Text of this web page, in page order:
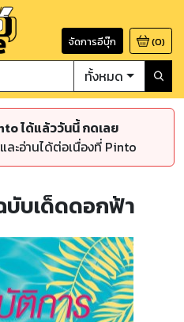
จัดการอีบุ๊ก (0)
ทั้งหมด
ได้แล้ววันนี้ กดเลย
ะอ่านได้ต่อเนื่องที่ Pinto
บเด็ดดอกฟ้า